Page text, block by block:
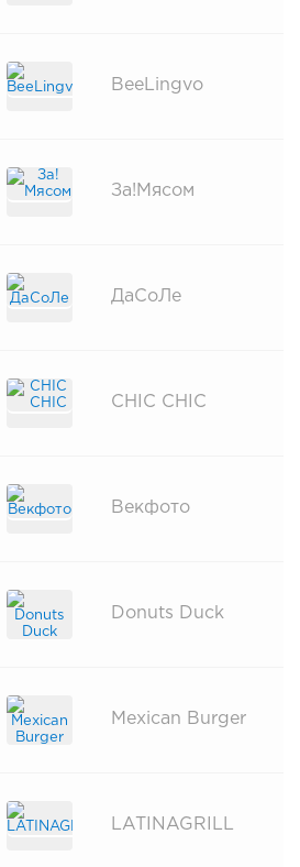
BeeLingvo
За!Мясом
ДаСоЛе
CHIC CHIC
Векфото
Donuts Duck
Mexican Burger
LATINAGRILL